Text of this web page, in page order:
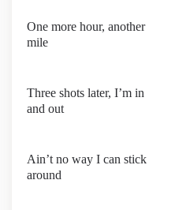
One more hour, another
mile
Three shots later, I’m in
and out
Ain’t no way I can stick
around